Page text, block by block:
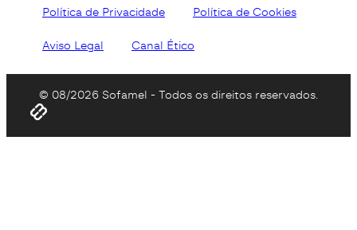
Política de Privacidade Política de Cookies
Aviso Legal Canal Ético
© 08/2026 Sofamel - Todos os direitos reservados.